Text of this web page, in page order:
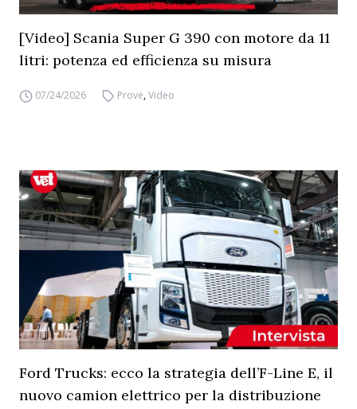
[Video] Scania Super G 390 con motore da 11
litri: potenza ed efficienza su misura
07/24/2026 Prove,Video
Ford Trucks: ecco la strategia dell’F-Line E, il
nuovo camion elettrico per la distribuzione